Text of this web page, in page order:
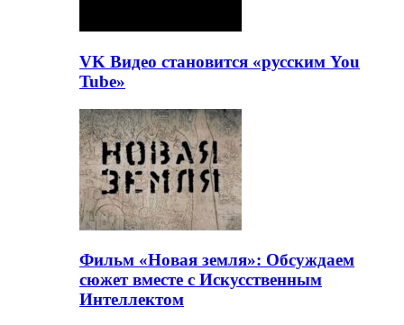
VK Видео становится «русским You
Tube»
Фильм «Новая земля»: Обсуждаем
сюжет вместе с Искусственным
Интеллектом